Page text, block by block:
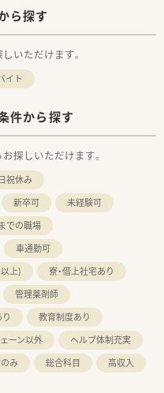
め、経験が浅い方でも質問が
務に集中できます。
が整っております。
ら探す
いただけます。
イト
件から探す
探しいただけます。
祝休み
新卒可
未経験可
での職場
車通勤可
上)
寮・借上社宅あり
管理薬剤師
教育制度あり
ーン以外
ヘルプ体制充実
み 総合科目
高収入